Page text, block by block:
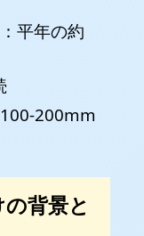
平年の約
200mm
背景と